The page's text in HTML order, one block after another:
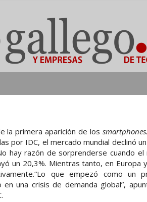
la primera aparición de lossmartphones.
por IDC, el mercado mundial declinó
hay razón de sorprenderse cuando el
un 20,3%. Mientras tanto, en Europa
que empezó como un
una crisis de demanda global”,